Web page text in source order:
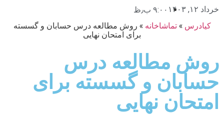
خرداد ۱۲, ۱۴۰۳ ۹:۰۰ ب٫ظ
کیادرس »تماشاخانه » روش مطالعه درس حسابان و گسسته
برای امتحان نهایی
روش مطالعه درس
حسابان و گسسته برای
امتحان نهایی